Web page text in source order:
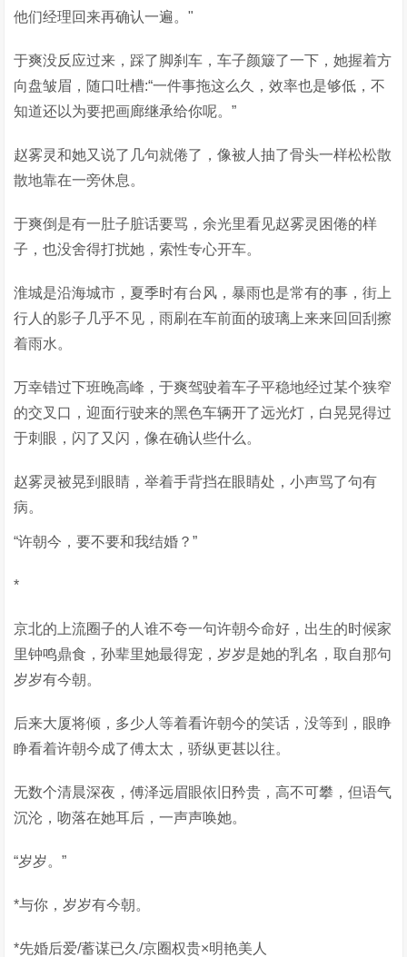
他们经理回来再确认一遍。"
于爽没反应过来，踩了脚刹车，车子颜簸了一下，她握着方
向盘皱眉，随口吐槽:“一件事拖这么久，效率也是够低，不
知道还以为要把画廊继承给你呢。”
赵雾灵和她又说了几句就倦了，像被人抽了骨头一样松松散
散地靠在一旁休息。
于爽倒是有一肚子脏话要骂，余光里看见赵雾灵困倦的样
子，也没舍得打扰她，索性专心开车。
淮城是沿海城市，夏季时有台风，暴雨也是常有的事，街上
行人的影子几乎不见，雨刷在车前面的玻璃上来来回回刮擦
着雨水。
万幸错过下班晚高峰，于爽驾驶着车子平稳地经过某个狭窄
的交叉口，迎面行驶来的黑色车辆开了远光灯，白晃晃得过
于刺眼，闪了又闪，像在确认些什么。
赵雾灵被晃到眼睛，举着手背挡在眼睛处，小声骂了句有
病。
“许朝今，要不要和我结婚？”
*
京北的上流圈子的人谁不夸一句许朝今命好，出生的时候家
里钟鸣鼎食，孙辈里她最得宠，岁岁是她的乳名，取自那句
岁岁有今朝。
后来大厦将倾，多少人等着看许朝今的笑话，没等到，眼睁
睁看着许朝今成了傅太太，骄纵更甚以往。
无数个清晨深夜，傅泽远眉眼依旧矜贵，高不可攀，但语气
沉沦，吻落在她耳后，一声声唤她。
“岁岁。”
*与你，岁岁有今朝。
*先婚后爱/蓄谋已久/京圈权贵×明艳美人